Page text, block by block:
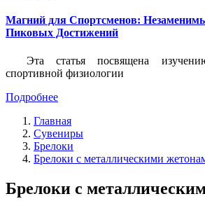
Магний для Спортсменов:
Пиковых Достижений
Эта статья посвящена
спортивной физиологии
Подробнее
Главная
Сувениры
Брелоки
Брелоки с металлическими
Брелоки с